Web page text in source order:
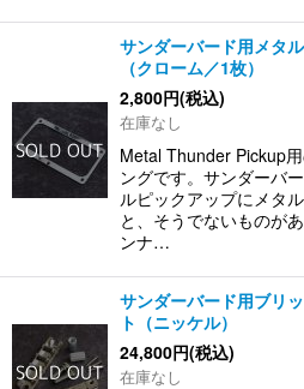
サンダーバード用メタ
（クローム／1枚）
2,800円(税込)
在庫なし
Metal Thunder Pickup
ングです。サンダーバ
ルピックアップにメタ
と、そうでないものが
ンナ…
サンダーバード用ブリ
ト（ニッケル）
24,800円(税込)
在庫なし